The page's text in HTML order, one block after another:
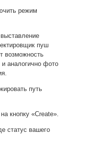
режим
пуш
возможность
и аналогично фото
путь
кнопку «Create».
статус вашего